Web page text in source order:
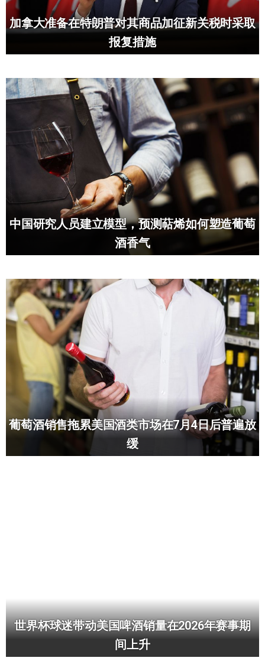
加拿大准备在特朗普对其商品加征新关税时采取
报复措施
中国研究人员建立模型，预测萜烯如何塑造葡萄
酒香气
葡萄酒销售拖累美国酒类市场在7月4日后普遍放
缓
世界杯球迷带动美国啤酒销量在2026年赛事期
间上升